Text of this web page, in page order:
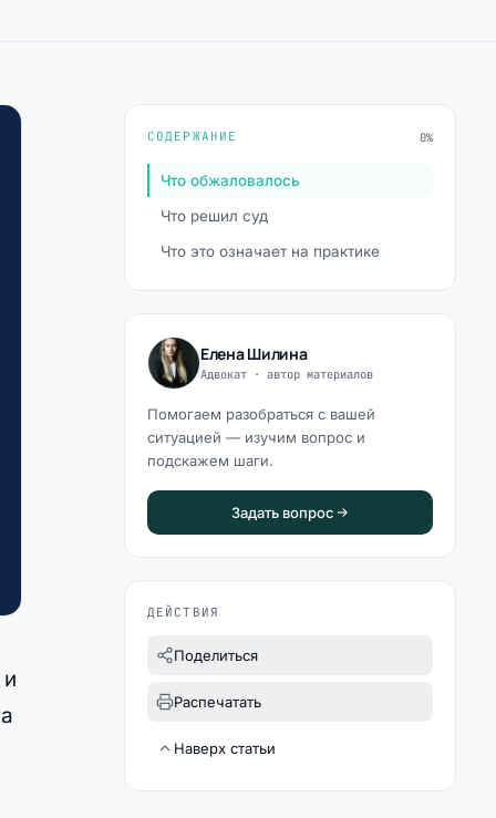
СОДЕРЖАНИЕ 0%
Что обжаловалось
Что решил суд
Что это означает на практике
Елена Шилина
Адвокат · автор материалов
Помогаем разобраться с вашей
ситуацией — изучим вопрос и
подскажем шаги.
Задать вопрос
ДЕЙСТВИЯ
Поделиться
Распечатать
Наверх статьи